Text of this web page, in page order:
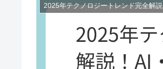
2025年テクノロジートレンド完全解説